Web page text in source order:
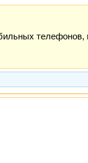
телефонов,